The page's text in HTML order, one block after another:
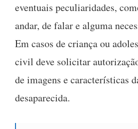
eventuais peculiaridades,
andar, de falar e alguma
Em casos de criança ou
civil deve solicitar
de imagens e características
desaparecida.